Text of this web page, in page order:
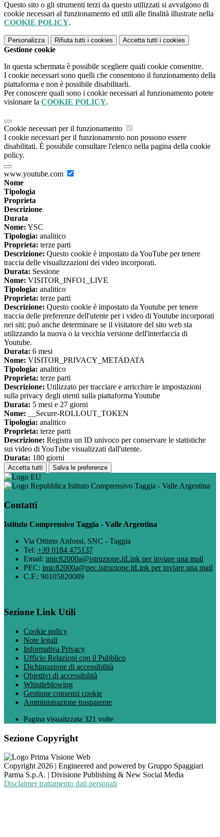
Questo sito o gli strumenti terzi da questo utilizzati si avvalgono di
cookie necessari al funzionamento ed utili alle finalità illustrate nella
COOKIE POLICY.
Personalizza Rifiuta tutti i cookies Accetta tutti i cookies
Gestione cookie
In questa schermata è possibile scegliere quali cookie consentire.
I cookie necessari sono quelli che consentono il funzionamento della
piattaforma e non è possibile disabilitarli.
Per conoscere quali sono i cookie necessari al funzionamento potete
visionare la COOKIE POLICY.
Cookie necessari per il funzionamento
I cookie necessari per il funzionamento non possono essere
disabilitati. È possibile consultare l'elenco nella pagina della cookie
policy.
www.youtube.com
Nome
Tipologia
Proprieta
Descrizione
Durata
Nome: YSC
Tipologia: analitico
Proprieta: terze parti
Descrizione: Questo cookie è impostato da YouTube per tenere
traccia delle visualizzazioni dei video incorporati.
Durata: Sessione
Nome: VISITOR_INFO1_LIVE
Tipologia: analitico
Proprieta: terze parti
Descrizione: Questo cookie è impostato da Youtube per tenere
traccia delle preferenze dell'utente per i video di Youtube incorporati
nei siti; può anche determinare se il visitatore del sito web sta
utilizzando la nuova o la vecchia versione dell'interfaccia di
Youtube.
Durata: 6 mesi
Nome: VISITOR_PRIVACY_METADATA
Tipologia: analitico
Proprieta: terze parti
Descrizione: Utilizzato per tracciare e arricchire le impostazioni
sulla privacy degli utenti sulla piattaforma Youtube
Durata: 5 mesi e 27 giorni
Nome: __Secure-ROLLOUT_TOKEN
Tipologia: analitico
Proprieta: terze parti
Descrizione: Registra un ID univoco per conservare le statistiche
sui video di YouTube visualizzati dall'utente.
Durata: 180 giorni
Accetta tutti Salva le preferenze
Istituto Comprensivo Taggia - Valle Argentina
Contatti
Istituto Comprensivo Taggia - Valle Argentina
Via Ottimo Anfossi, SNC - Taggia
Tel: +39 0184 475137
Email: imic82000a@istruzione.itLink per inviare una mail
PEC: imic82000a@pec.istruzione.itLink per inviare una mail
C.F.: 90105820089
Sezione Link Utili
Cookie policy
Note legali
Informativa Privacy
Ufficio Relazioni con il Pubblico
Dichiarazione di accessibilità
Obiettivi di accessibilità
Whistleblowing
Gestione consensi cookie
Amministrazione trasparente
Pagina visualizzata 321 volte
Sezione Copyright
Copyright 2026 | Engineered and powered by Gruppo Spaggiari
Parma S.p.A. | Divisione Publishing & New Social Media
Disclaimer trattamento dati personali